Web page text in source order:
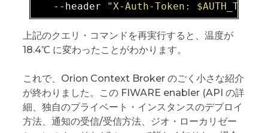
   --
header "X-Auth-Token: $AUTH_TOKEN"
上記のクエリ・コマンドを再実行すると、温度が
18.4℃ に変わったことがわかります。
これで、Orion Context Broker のごく小さな紹介
が終わりました。この FIWARE enabler (API の詳
細、独自のプライベート・インスタンスのデプロイ
方法、通知の受信/受信方法、ジオ・ローカリゼー